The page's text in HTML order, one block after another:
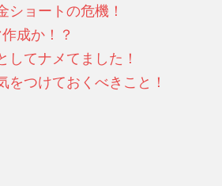
ショートの危機！
成か！？
してナメてました！
つけておくべきこと！